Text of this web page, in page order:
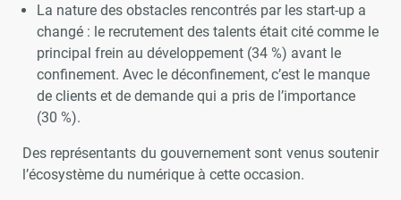
La nature des obstacles rencontrés par les start-up a
changé : le recrutement des talents était cité comme le
principal frein au développement (34 %) avant le
confinement. Avec le déconfinement, c’est le manque
de clients et de demande qui a pris de l’importance
(30 %).
Des représentants du gouvernement sont venus soutenir
l’écosystème du numérique à cette occasion.